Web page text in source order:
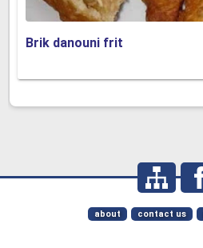
Brik danouni frit
contact us
about